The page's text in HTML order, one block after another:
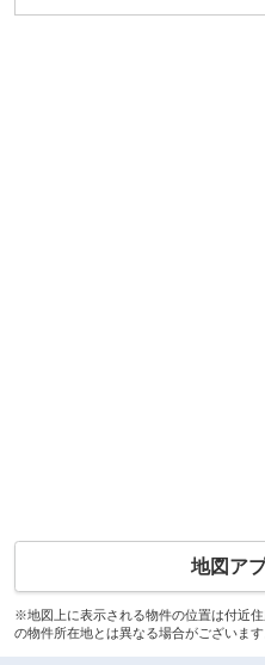
地図ア
※地図上に表示される物件の位置は付近
の物件所在地とは異なる場合がございます